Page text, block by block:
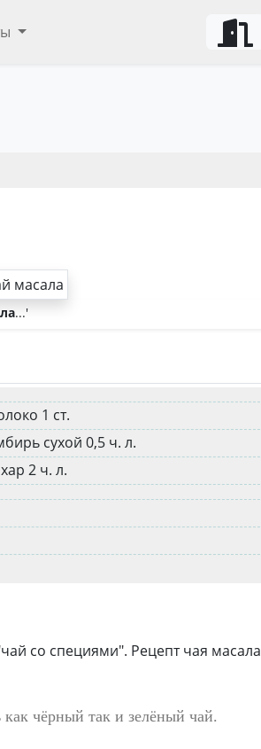
...'
1 ст.
сухой 0,5 ч. л.
2 ч. л.
со специями". Рецепт чая масала
чёрный так и зелёный чай.